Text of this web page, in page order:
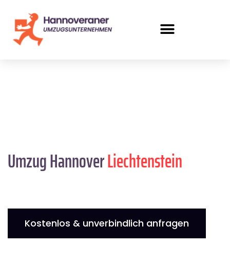
Umzug HannoverLiechtenstein
Kostenlos & unverbindlich anfragen